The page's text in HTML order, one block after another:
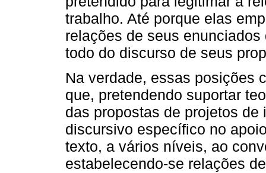
trabalho. Até porque elas
relações de seus
todo do discurso de seus
Na verdade, essas posições
que, pretendendo suportar
das propostas de projetos
discursivo específico no
texto, a vários níveis, ao
estabelecendo-se relações